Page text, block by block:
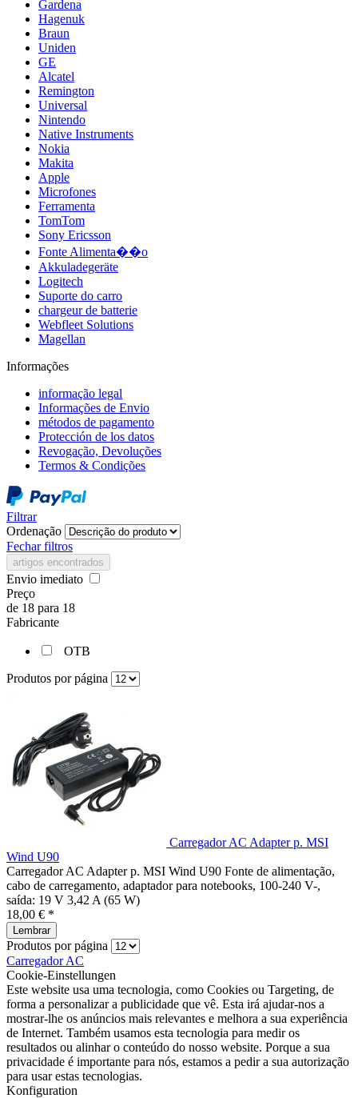
Gardena
Hagenuk
Braun
Uniden
GE
Alcatel
Remington
Universal
Nintendo
Native Instruments
Nokia
Makita
Apple
Microfones
Ferramenta
TomTom
Sony Ericsson
Fonte Alimenta��o
Akkuladegeräte
Logitech
Suporte do carro
chargeur de batterie
Webfleet Solutions
Magellan
Informações
informação legal
Informações de Envio
métodos de pagamento
Protección de los datos
Revogação, Devoluções
Termos & Condições
Filtrar
Ordenação
Fechar filtros
artigos encontrados
Envio imediato
Preço
de 18 para 18
Fabricante
OTB
Produtos por página
Carregador AC Adapter p. MSI
Wind U90
Carregador AC Adapter p. MSI Wind U90 Fonte de alimentação,
cabo de carregamento, adaptador para notebooks, 100-240 V-,
saída: 19 V 3,42 A (65 W)
18,00 € *
Lembrar
Produtos por página
Carregador AC
Cookie-Einstellungen
Este website usa uma tecnologia, como Cookies ou Targeting, de
forma a personalizar a publicidade que vê. Esta irá ajudar-nos a
mostrar-lhe os anúncios mais relevantes e melhora a sua experiência
de Internet. Também usamos esta tecnologia para medir os
resultados ou alinhar o conteúdo do nosso website. Porque a sua
privacidade é importante para nós, estamos a pedir a sua autorização
para usar estas tecnologias.
Konfiguration